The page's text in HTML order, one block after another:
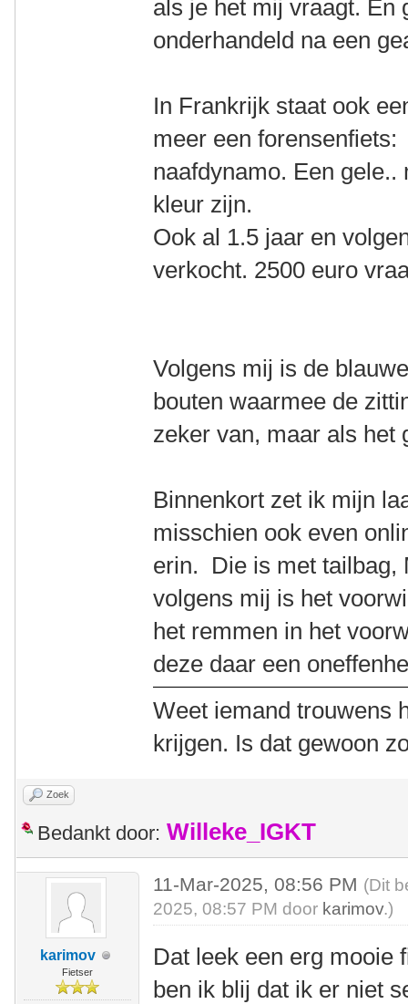
als je het mij vraagt. En
onderhandeld na een
In Frankrijk staat ook
meer een
naafdynamo. Een
kleur zijn.
Ook al 1.5 jaar en
verkocht. 2500 euro
Volgens mij is de
bouten waarmee de
zeker van, maar als het
Binnenkort zet ik mijn
misschien ook even
erin. Die is met tailbag,
volgens mij is het
het remmen in het
deze daar een
Weet iemand trouwens
krijgen. Is dat gewoon
Zoek
Bedankt door: Willeke_IGKT
karimov
Fietser
11-Mar-2025, 08:56 PM (Dit
2025, 08:57 PM door karimov.)
Dat leek een erg mooie
ben ik blij dat ik er niet